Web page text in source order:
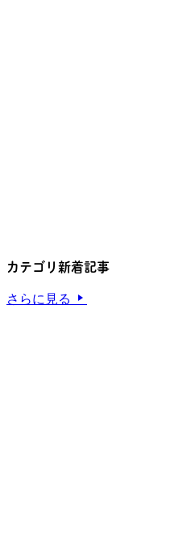
カテゴリ新着記事
さらに見る